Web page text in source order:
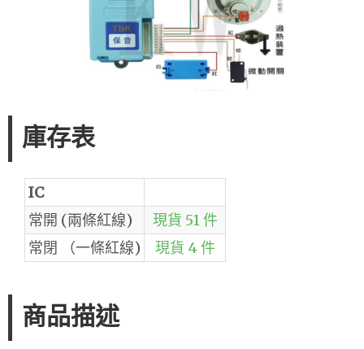
庫存表
IC
常開 (兩條紅線)
現貨 51 件
常閉 （一條紅線)
現貨 4 件
商品描述